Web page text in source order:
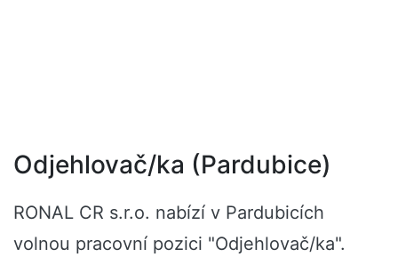
Odjehlovač/ka (Pardubice)
RONAL CR s.r.o. nabízí v Pardubicích
volnou pracovní pozici "Odjehlovač/ka".